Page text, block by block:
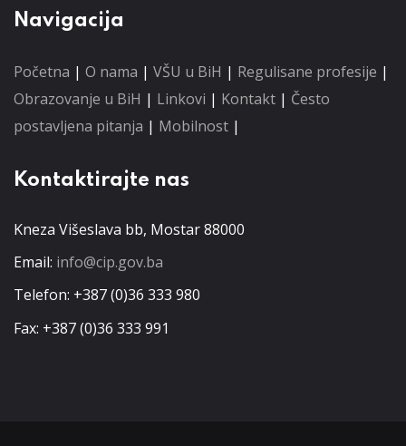
Navigacija
Početna | O nama | VŠU u BiH | Regulisane profesije |
Obrazovanje u BiH | Linkovi | Kontakt | Često
postavljena pitanja | Mobilnost |
Kontaktirajte nas
Kneza Višeslava bb, Mostar 88000
Email: info@cip.gov.ba
Telefon: +387 (0)36 333 980
Fax: +387 (0)36 333 991